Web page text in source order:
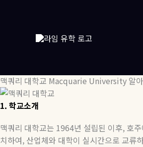
뛰
기
맥쿼리 대학교 Macquarie University 알
1. 학교소개
맥쿼리 대학교는 1964년 설립된 이후, 호
치하여, 산업체와 대학이 실시간으로 교류